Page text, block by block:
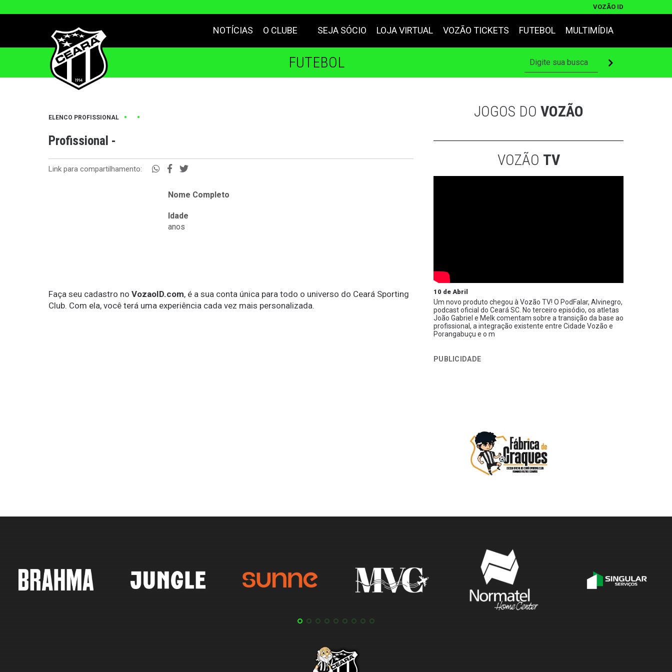
VOZÃO ID
NOTÍCIAS O CLUBE SEJA SÓCIO LOJA VIRTUAL VOZÃO TICKETS FUTEBOL MULTIMÍDIA
FUTEBOL
ELENCO PROFISSIONAL • •
Profissional -
Link para compartilhamento:
Nome Completo
Idade
anos
Faça seu cadastro no VozaoID.com, é a sua conta única para todo o universo do Ceará Sporting
Club. Com ela, você terá uma experiência cada vez mais personalizada.
JOGOS DO VOZÃO
VOZÃO TV
10 de Abril
Um novo produto chegou à Vozão TV! O PodFalar, Alvinegro,
podcast oficial do Ceará SC. No terceiro episódio, os atletas
João Gabriel e Melk comentam sobre a transição da base ao
profissional, a integração existente entre Cidade Vozão e
Porangabuçu e o m
PUBLICIDADE